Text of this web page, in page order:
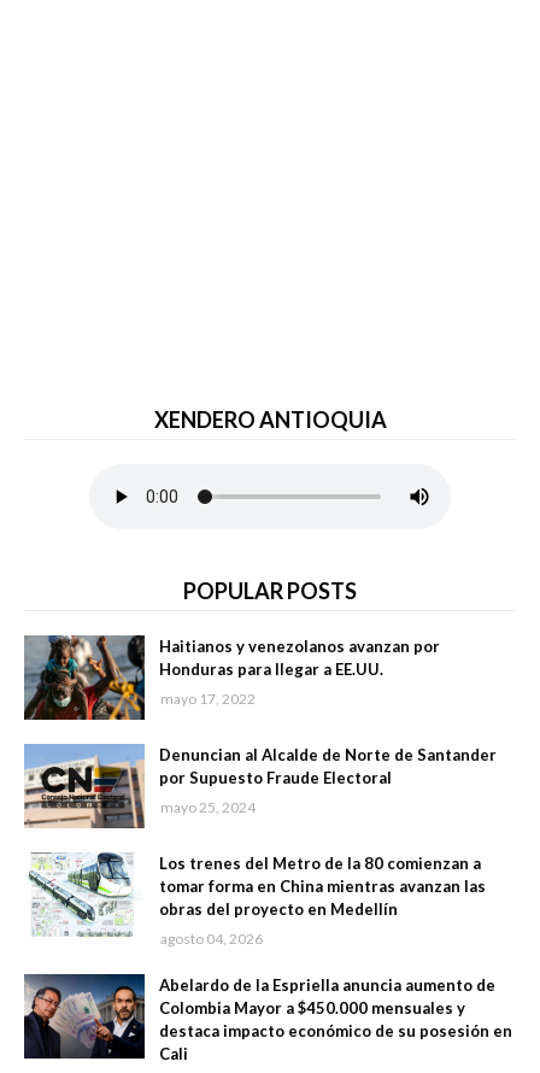
XENDERO ANTIOQUIA
POPULAR POSTS
Haitianos y venezolanos avanzan por
Honduras para llegar a EE.UU.
mayo 17, 2022
Denuncian al Alcalde de Norte de Santander
por Supuesto Fraude Electoral
mayo 25, 2024
Los trenes del Metro de la 80 comienzan a
tomar forma en China mientras avanzan las
obras del proyecto en Medellín
agosto 04, 2026
Abelardo de la Espriella anuncia aumento de
Colombia Mayor a $450.000 mensuales y
destaca impacto económico de su posesión en
Cali